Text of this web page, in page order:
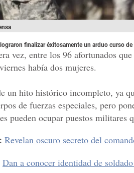
finalizar éxitosamente un arduo curso
vez, entre los 96 afortunados
había dos mujeres.
un hito histórico incompleto, ya
de fuerzas especiales, pero
pueden ocupar puestos militares
Revelan oscuro secreto del
Dan a conocer identidad de